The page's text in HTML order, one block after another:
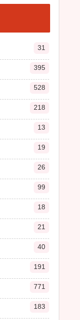
31
395
528
218
13
19
26
99
18
21
40
191
771
183